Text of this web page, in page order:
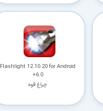
Flashlight 12.10.20 for Android
+6.0
چراغ قوه